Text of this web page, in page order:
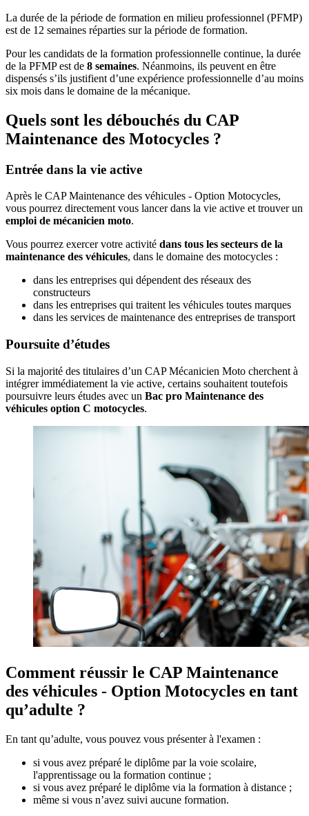
La durée de la période de formation en milieu professionnel (PFMP)
est de 12 semaines réparties sur la période de formation.
Pour les candidats de la formation professionnelle continue, la durée
de la PFMP est de 8 semaines. Néanmoins, ils peuvent en être
dispensés s’ils justifient d’une expérience professionnelle d’au moins
six mois dans le domaine de la mécanique.
Quels sont les débouchés du CAP
Maintenance des Motocycles ?
Entrée dans la vie active
Après le CAP Maintenance des véhicules - Option Motocycles,
vous pourrez directement vous lancer dans la vie active et trouver un
emploi de mécanicien moto.
Vous pourrez exercer votre activité dans tous les secteurs de la
maintenance des véhicules, dans le domaine des motocycles :
dans les entreprises qui dépendent des réseaux des
constructeurs
dans les entreprises qui traitent les véhicules toutes marques
dans les services de maintenance des entreprises de transport
Poursuite d’études
Si la majorité des titulaires d’un CAP Mécanicien Moto cherchent à
intégrer immédiatement la vie active, certains souhaitent toutefois
poursuivre leurs études avec un Bac pro Maintenance des
véhicules option C motocycles.
Comment réussir le CAP Maintenance
des véhicules - Option Motocycles en tant
qu’adulte ?
En tant qu’adulte, vous pouvez vous présenter à l'examen :
si vous avez préparé le diplôme par la voie scolaire,
l'apprentissage ou la formation continue ;
si vous avez préparé le diplôme via la formation à distance ;
même si vous n’avez suivi aucune formation.